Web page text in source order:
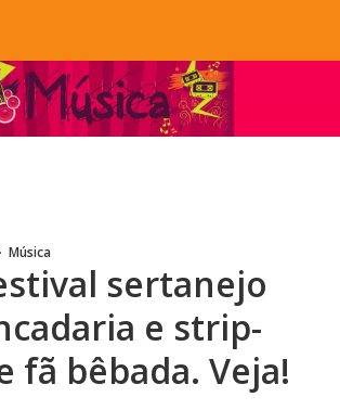
Música
sertanejo
e strip-
fã bêbada. Veja!